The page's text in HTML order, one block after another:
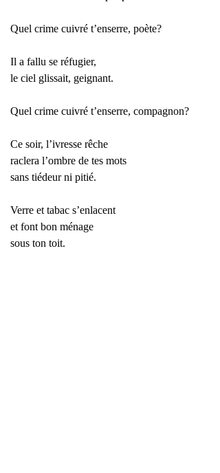
Quel crime cuivré t’enserre, poète?
Il a fallu se réfugier,
le ciel glissait, geignant.
Quel crime cuivré t’enserre, compagnon?
Ce soir, l’ivresse rêche
raclera l’ombre de tes mots
sans tiédeur ni pitié.
Verre et tabac s’enlacent
et font bon ménage
sous ton toit.